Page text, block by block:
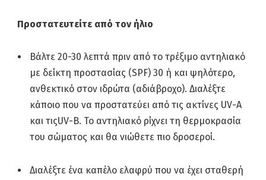
Προστατευτείτε από τον ήλιο
Βάλτε 20-30 λεπτά πριν από το τρέξιμο αντηλιακό
με δείκτη προστασίας (SPF) 30 ή και ψηλότερο,
ανθεκτικό στον ιδρώτα (αδιάβροχο). Διαλέξτε
κάποιο που να προστατεύει από τις ακτίνες UV-A
και τιςUV-B. Το αντηλιακό ρίχνει τη θερμοκρασία
του σώματος και θα νιώθετε πιο δροσεροί.
Διαλέξτε ένα καπέλο ελαφρύ που να έχει σταθερή